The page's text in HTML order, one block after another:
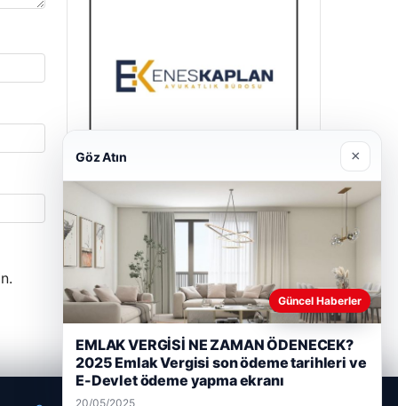
Enes Kaplan Avukatlık Bürosu
28/04/2026
Göz Atın ×
Güncel Haberler
EMLAK VERGİSİ NE ZAMAN ÖDENECEK?
2025 Emlak Vergisi son ödeme tarihleri ve
E-Devlet ödeme yapma ekranı
20/05/2025